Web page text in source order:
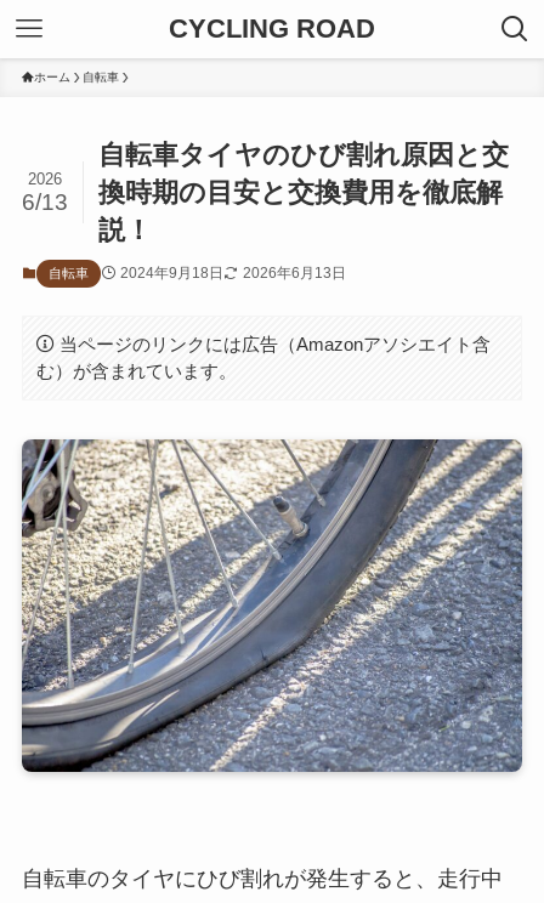
CYCLING ROAD
ホーム 自転車
自転車タイヤのひび割れ原因と交
換時期の目安と交換費用を徹底解
説！
2026
6/13
自転車 2024年9月18日 2026年6月13日
当ページのリンクには広告（Amazonアソシエイト含
む）が含まれています。
自転車のタイヤにひび割れが発生すると、走行中